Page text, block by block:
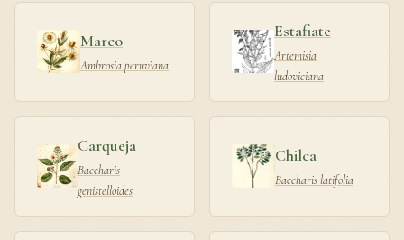
Marco
Ambrosia peruviana
Estafiate
Artemisia
ludoviciana
Carqueja
Baccharis
genistelloides
Chilca
Baccharis latifolia